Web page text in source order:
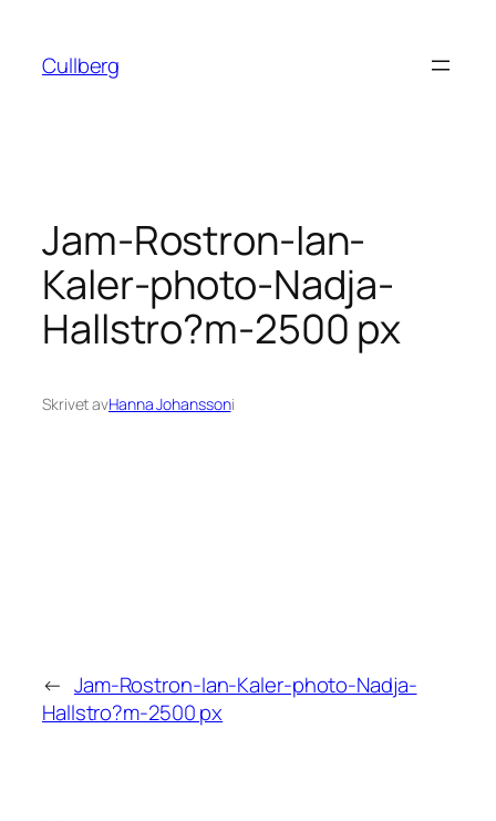
innehåll
Cullberg
Jam-Rostron-Ian-
Kaler-photo-Nadja-
Hallstro?m-2500 px
Skrivet avHanna Johanssoni
← Jam-Rostron-Ian-Kaler-photo-Nadja-
Hallstro?m-2500 px